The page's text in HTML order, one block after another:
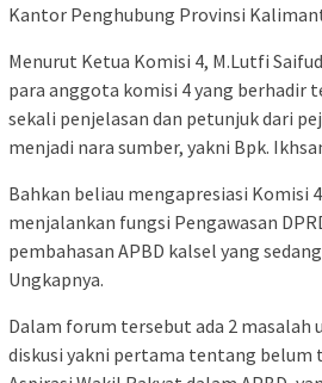
Kantor Penghubung Provinsi
Menurut Ketua Komisi 4, M.Lutfi
para anggota komisi 4 yang berhadir
sekali penjelasan dan petunjuk dari
menjadi nara sumber, yakni Bpk.
Bahkan beliau mengapresiasi Komisi
menjalankan fungsi Pengawasan
pembahasan APBD kalsel yang
Ungkapnya.
Dalam forum tersebut ada 2 masalah
diskusi yakni pertama tentang belum